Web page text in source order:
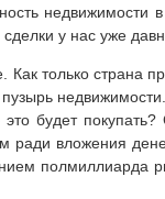
недвижимости
у нас уже
только страна
будет
ради вложения
полмиллиарда